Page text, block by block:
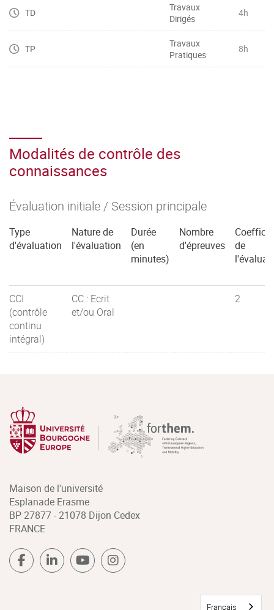
TD
Travaux
Dirigés
4h
TP
Travaux
Pratiques
8h
Modalités de contrôle des
connaissances
Évaluation initiale / Session principale
Type
d'évaluation
Nature de
l'évaluation
Durée
(en
minutes)
Nombre
d'épreuves
de
CCI
(contrôle
continu
intégral)
CC : Ecrit
et/ou Oral
2
Maison de l'université
Esplanade Erasme
BP 27877 - 21078 Dijon Cedex
FRANCE
Français